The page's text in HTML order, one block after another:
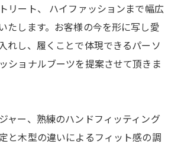
リート、 ハイファッションまで幅広
たします。お客様の今を形に写し愛
れし、履くことで体現できるパーソ
ショナルブーツを提案させて頂きま
ャー、熟練のハンドフィッティング
と木型の違いによるフィット感の調